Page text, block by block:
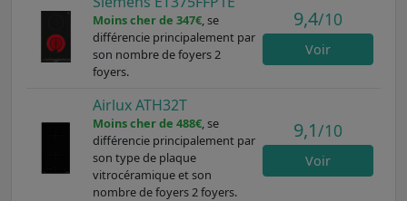
Moins cher de 347€, se
différencie principalement par
son nombre de foyers 2
foyers.
9,4/10
Voir
Airlux ATH32T
Moins cher de 488€, se
différencie principalement par
son type de plaque
vitrocéramique et son
nombre de foyers 2 foyers.
9,1/10
Voir